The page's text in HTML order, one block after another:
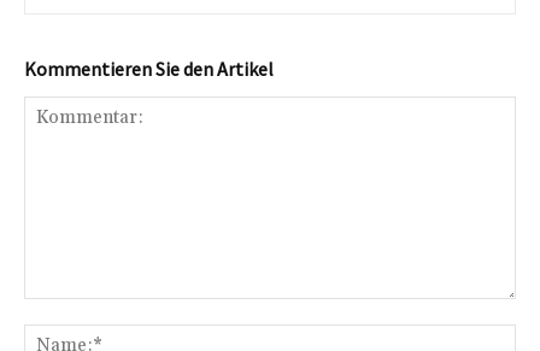
Kommentieren Sie den Artikel